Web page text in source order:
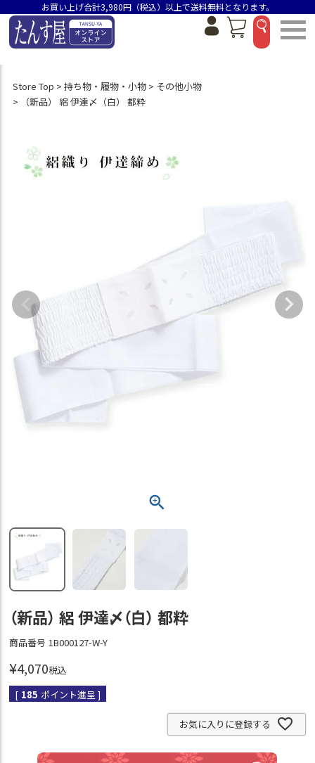
お買い上げ合計3,980円（税込）以上で送料無料となります。
Store Top 持ち物・履物・小物
その他小物
（新品） 絽 伊達〆（白） 都粋
（新品） 絽 伊達〆（白） 都粋
商品番号 1B000127-W-Y
¥4,070税込
[ 185 ポイント進呈 ]
お気に入りに登録する